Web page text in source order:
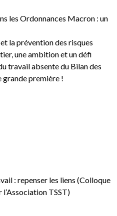
les Ordonnances Macron : un
la prévention des risques
une ambition et un défi
travail absente du Bilan des
première !
: repenser les liens (Colloque
TSST)